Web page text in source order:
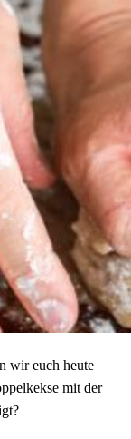
wir euch heute
mit der